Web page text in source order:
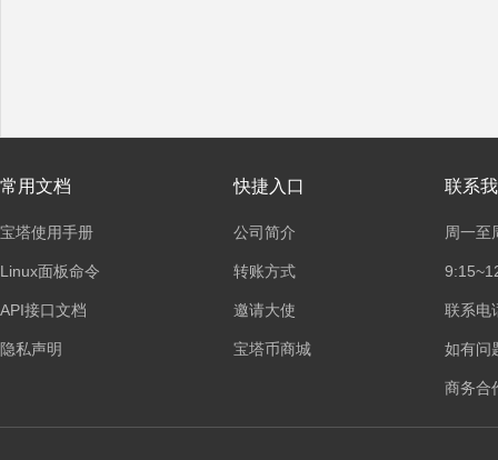
面
常用文档
宝塔使用手册
Linux面板命令
API接口文档
隐私声明
快捷入口
公司简介
转账方式
邀请大使
宝塔币商城
联系
周一至
联系电
如有问
商务合